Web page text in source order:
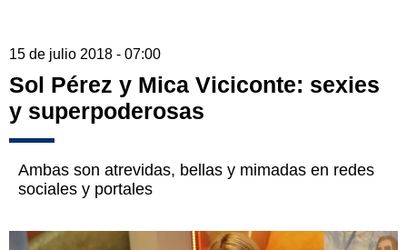
15 de julio 2018 - 07:00
Sol Pérez y Mica Viciconte: sexies
y superpoderosas
Ambas son atrevidas, bellas y mimadas en redes
sociales y portales